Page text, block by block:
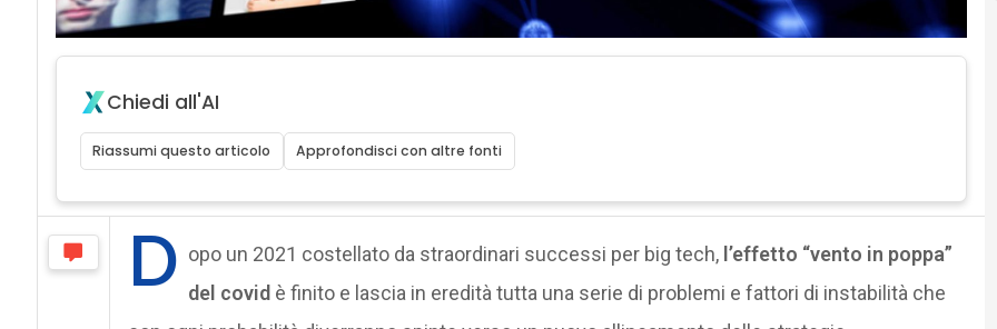
Chiedi all'AI
Riassumi questo articolo Approfondisci con altre fonti
D opo un 2021 costellato da straordinari successi per big tech,l’effetto “vento in poppa”
del covidè finito e lascia in eredità tutta una serie di problemi e fattori di instabilità che